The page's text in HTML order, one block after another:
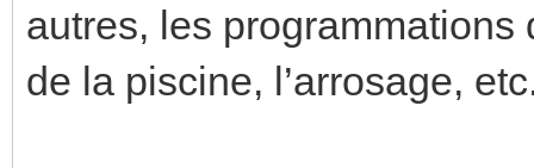
autres, les
de la piscine, l’arrosage,